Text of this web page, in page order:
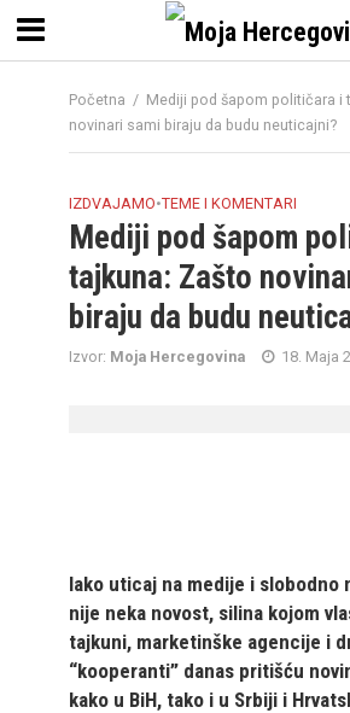
Početna / Mediji pod šapom političara i
novinari sami biraju da budu neuticajni?
IZDVAJAMO•TEME I KOMENTARI
Mediji pod šapom
tajkuna: Zašto
biraju da budu
Izvor: Moja Hercegovina 18. Maja
Iako uticaj na medije i slobodno
nije neka novost, silina kojom
tajkuni, marketinške agencije i
“kooperanti” danas pritišću
kako u BiH, tako i u Srbiji i